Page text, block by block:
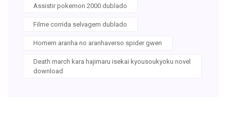
Assistir pokemon 2000 dublado
Filme corrida selvagem dublado
Homem aranha no aranhaverso spider gwen
Death march kara hajimaru isekai kyousoukyoku novel
download